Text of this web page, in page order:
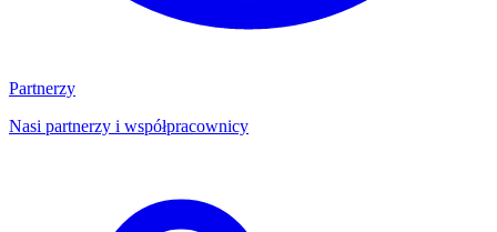
Partnerzy
Nasi partnerzy i współpracownicy